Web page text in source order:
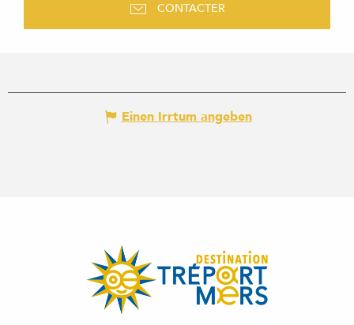
CONTACTER
Einen Irrtum angeben